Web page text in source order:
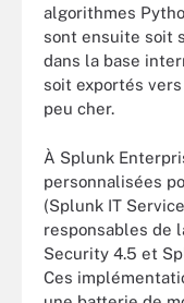
algorithmes
sont ensuite soit
dans la base
soit exportés
peu cher.
À Splunk
personnalisées
(Splunk IT
responsables de
Security 4.5 et
Ces